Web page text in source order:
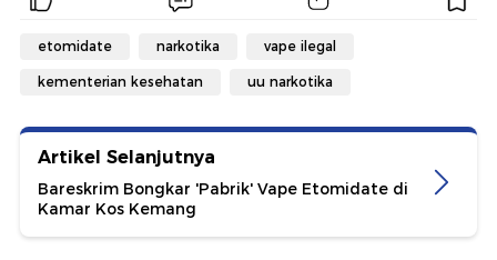
etomidate narkotika vape ilegal
kementerian kesehatan uu narkotika
Artikel Selanjutnya
Bareskrim Bongkar 'Pabrik' Vape Etomidate di
Kamar Kos Kemang